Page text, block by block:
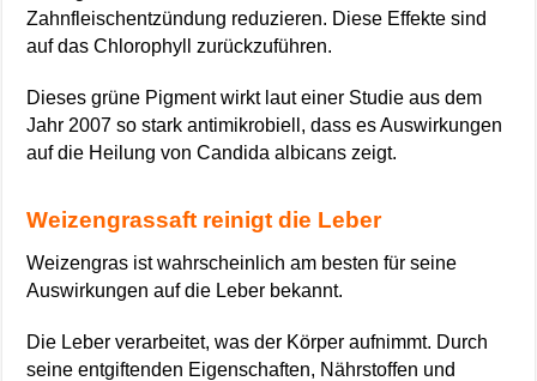
Zahnfleischentzündung reduzieren. Diese Effekte sind
auf das Chlorophyll zurückzuführen.
Dieses grüne Pigment wirkt laut einer Studie aus dem
Jahr 2007 so stark antimikrobiell, dass es Auswirkungen
auf die Heilung von Candida albicans zeigt.
Weizengrassaft reinigt die Leber
Weizengras ist wahrscheinlich am besten für seine
Auswirkungen auf die Leber bekannt.
Die Leber verarbeitet, was der Körper aufnimmt. Durch
seine entgiftenden Eigenschaften, Nährstoffen und